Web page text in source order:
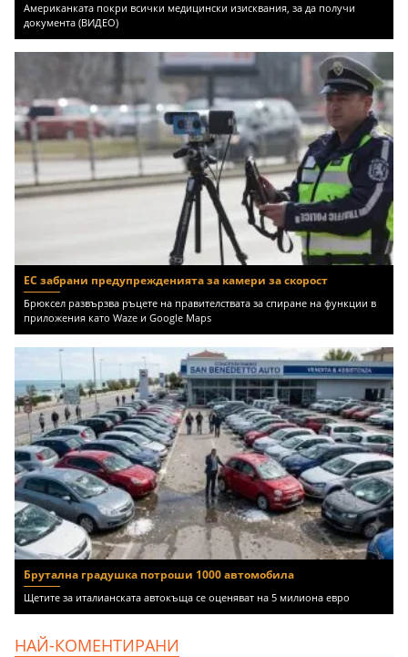
Американката покри всички медицински изисквания, за да получи
документа (ВИДЕО)
ЕС забрани предупрежденията за камери за скорост
Брюксел развързва ръцете на правителствата за спиране на функции в
приложения като Waze и Google Maps
Брутална градушка потроши 1000 автомобила
Щетите за италианската автокъща се оценяват на 5 милиона евро
НАЙ-КОМЕНТИРАНИ